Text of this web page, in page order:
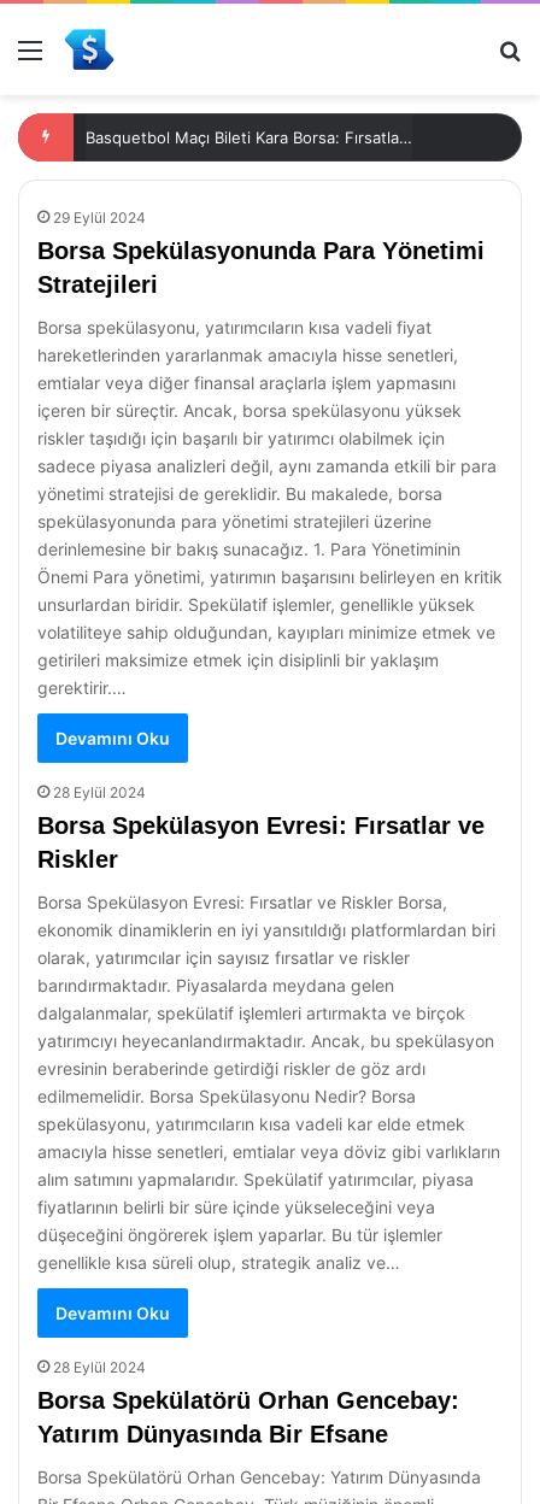
Menü
Basquetbol Maçı Bileti Kara Borsa: Fırsatlar ve Tehlikeler
29 Eylül 2024
Borsa Spekülasyonunda Para Yönetimi
Stratejileri
Borsa spekülasyonu, yatırımcıların kısa vadeli fiyat
hareketlerinden yararlanmak amacıyla hisse senetleri,
emtialar veya diğer finansal araçlarla işlem yapmasını
içeren bir süreçtir. Ancak, borsa spekülasyonu yüksek
riskler taşıdığı için başarılı bir yatırımcı olabilmek için
sadece piyasa analizleri değil, aynı zamanda etkili bir para
yönetimi stratejisi de gereklidir. Bu makalede, borsa
spekülasyonunda para yönetimi stratejileri üzerine
derinlemesine bir bakış sunacağız. 1. Para Yönetiminin
Önemi Para yönetimi, yatırımın başarısını belirleyen en kritik
unsurlardan biridir. Spekülatif işlemler, genellikle yüksek
volatiliteye sahip olduğundan, kayıpları minimize etmek ve
getirileri maksimize etmek için disiplinli bir yaklaşım
gerektirir.…
Devamını Oku
28 Eylül 2024
Borsa Spekülasyon Evresi: Fırsatlar ve
Riskler
Borsa Spekülasyon Evresi: Fırsatlar ve Riskler Borsa,
ekonomik dinamiklerin en iyi yansıtıldığı platformlardan biri
olarak, yatırımcılar için sayısız fırsatlar ve riskler
barındırmaktadır. Piyasalarda meydana gelen
dalgalanmalar, spekülatif işlemleri artırmakta ve birçok
yatırımcıyı heyecanlandırmaktadır. Ancak, bu spekülasyon
evresinin beraberinde getirdiği riskler de göz ardı
edilmemelidir. Borsa Spekülasyonu Nedir? Borsa
spekülasyonu, yatırımcıların kısa vadeli kar elde etmek
amacıyla hisse senetleri, emtialar veya döviz gibi varlıkların
alım satımını yapmalarıdır. Spekülatif yatırımcılar, piyasa
fiyatlarının belirli bir süre içinde yükseleceğini veya
düşeceğini öngörerek işlem yaparlar. Bu tür işlemler
genellikle kısa süreli olup, strategik analiz ve…
Devamını Oku
28 Eylül 2024
Borsa Spekülatörü Orhan Gencebay:
Yatırım Dünyasında Bir Efsane
Borsa Spekülatörü Orhan Gencebay: Yatırım Dünyasında